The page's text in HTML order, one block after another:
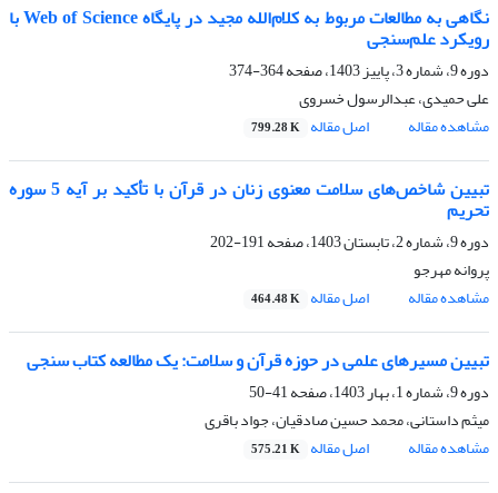
نگاهی به مطالعات مربوط به کلام‌الله مجید در پایگاه Web of Science با
رویکرد علم‌سنجی
دوره 9، شماره 3، پاییز 1403، صفحه
364-374
علی حمیدی، عبدالرسول خسروی
مشاهده مقاله
اصل مقاله 799.28 K
تبیین شاخص‌های سلامت معنوی زنان در قرآن با تأکید بر آیه 5 سوره
تحریم
دوره 9، شماره 2، تابستان 1403، صفحه
191-202
پروانه مهرجو
مشاهده مقاله
اصل مقاله 464.48 K
تبیین مسیرهای علمی در حوزه قرآن و سلامت: یک مطالعه کتاب سنجی
دوره 9، شماره 1، بهار 1403، صفحه
41-50
میثم داستانی، محمد حسین صادقیان، جواد باقری
مشاهده مقاله
اصل مقاله 575.21 K